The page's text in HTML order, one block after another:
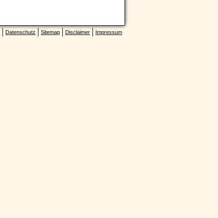
Impressum
Disclaimer
Sitemap
Datenschutz